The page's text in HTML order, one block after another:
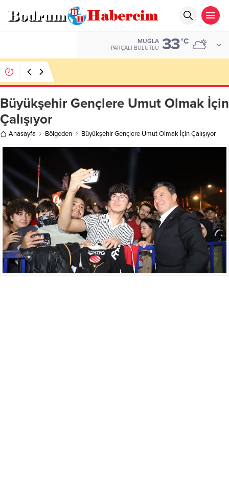
MUĞLA
PARÇALI BULUTLU 33°C
kazandırmak”
Büyükşehir Gençlere Umut Olmak İçin
Çalışıyor
Anasayfa Bölgeden Büyükşehir Gençlere Umut Olmak İçin Çalışıyor